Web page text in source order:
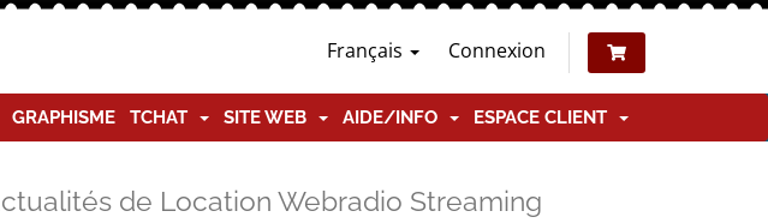
Français Connexion
GRAPHISME TCHAT SITE WEB AIDE/INFO ESPACE CLIENT
de Location Webradio Streaming